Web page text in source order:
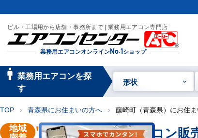
ビル・工場用から店舗・事務所まで | 業務用エアコン専門店
業務用エアコンオンラインNo.1ショップ
manage_searc
業務用エアコンを探
す
形状
TOP chevron_right 青森県にお住まいの方へ chevron_right 藤崎町（青森県）にお住
地域 "藤崎町"業務用エアコン販